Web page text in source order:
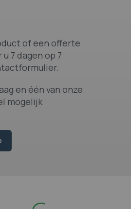
of een offerte
7 dagen op 7
en één van onze
mogelijk